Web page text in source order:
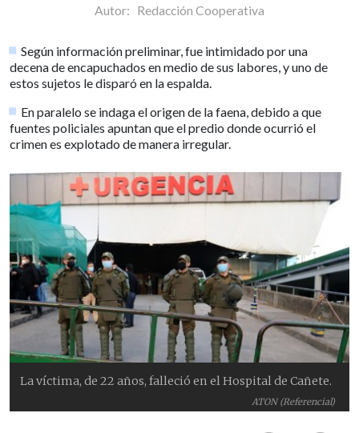
Autor: Redacción Cooperativa
Según información preliminar, fue intimidado por una
decena de encapuchados en medio de sus labores, y uno de
estos sujetos le disparó en la espalda.
En paralelo se indaga el origen de la faena, debido a que
fuentes policiales apuntan que el predio donde ocurrió el
crimen es explotado de manera irregular.
ATON (Referencial)
La víctima, de 22 años, falleció en el Hospital de Cañete.